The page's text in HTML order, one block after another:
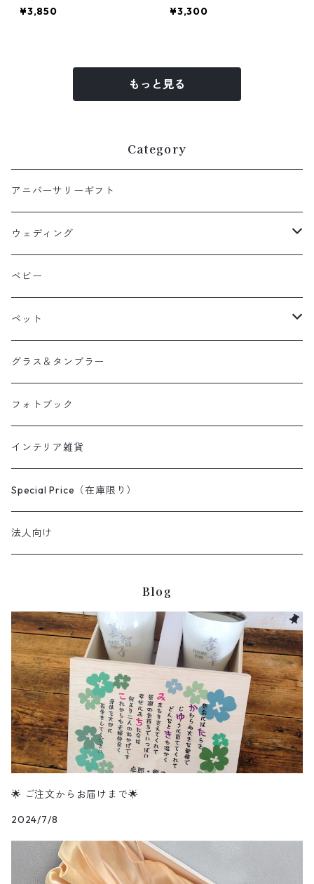
¥3,850
l｜犬イラスト
¥3,300
もっと見る
Category
アニバーサリーギフト
ウェディング
ウェルカムボード
引き出物
両親贈呈品
ベビー
ペット
へそ天商会
グラス＆タンブラー
フォトブック
インテリア雑貨
Special Price（在庫限り）
法人向け
Blog
🌟 ご注文からお届けまで🌟
2024/7/8